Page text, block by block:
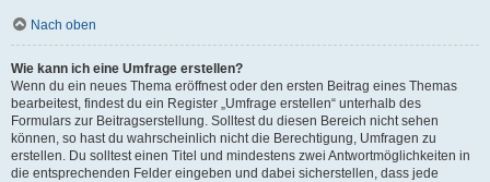
Nach oben
Wie kann ich eine Umfrage erstellen?
Wenn du ein neues Thema eröffnest oder den ersten Beitrag eines Themas
bearbeitest, findest du ein Register „Umfrage erstellen“ unterhalb des
Formulars zur Beitragserstellung. Solltest du diesen Bereich nicht sehen
können, so hast du wahrscheinlich nicht die Berechtigung, Umfragen zu
erstellen. Du solltest einen Titel und mindestens zwei Antwortmöglichkeiten in
die entsprechenden Felder eingeben und dabei sicherstellen, dass jede